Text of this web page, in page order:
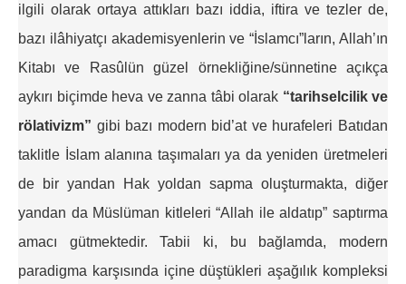
ilgili olarak ortaya attıkları bazı iddia, iftira ve tezler de,
bazı ilâhiyatçı akademisyenlerin ve “İslamcı”ların, Allah’ın
Kitabı ve Rasûlün güzel örnekliğine/sünnetine açıkça
aykırı biçimde heva ve zanna tâbi olarak “tarihselcilik ve
rölativizm” gibi bazı modern bid’at ve hurafeleri Batıdan
taklitle İslam alanına taşımaları ya da yeniden üretmeleri
de bir yandan Hak yoldan sapma oluşturmakta, diğer
yandan da Müslüman kitleleri “Allah ile aldatıp” saptırma
amacı gütmektedir. Tabii ki, bu bağlamda, modern
paradigma karşısında içine düştükleri aşağılık kompleksi